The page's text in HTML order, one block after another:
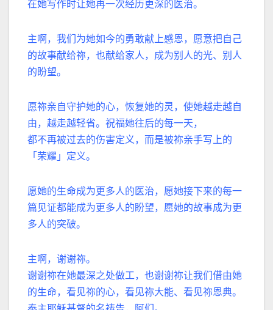
在她写作时让她再一次经历更深的医治。
主啊，我们为她如今的勇敢献上感恩，愿意把自己
的故事献给祢，也献给家人，成为别人的光、别人
的盼望。
愿祢亲自守护她的心，恢复她的灵，使她越走越自
由，越走越轻省。祝福她往后的每一天，
都不再被过去的伤害定义，而是被祢亲手写上的
「荣耀」定义。
愿她的生命成为更多人的医治，愿她接下来的每一
篇见证都能成为更多人的盼望，愿她的故事成为更
多人的突破。
主啊，谢谢祢。
谢谢祢在她最深之处做工，也谢谢祢让我们借由她
的生命，看见祢的心，看见祢大能、看见祢恩典。